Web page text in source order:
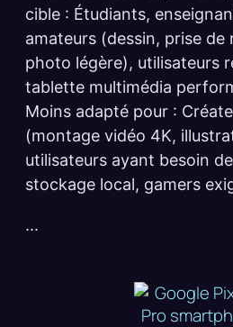
cible : Étudiants,
amateurs (dessin, prise
photo légère), utilisateurs
tablette multimédia
Moins adapté pour :
(montage vidéo 4K,
utilisateurs ayant besoin
stockage local, gamers
...